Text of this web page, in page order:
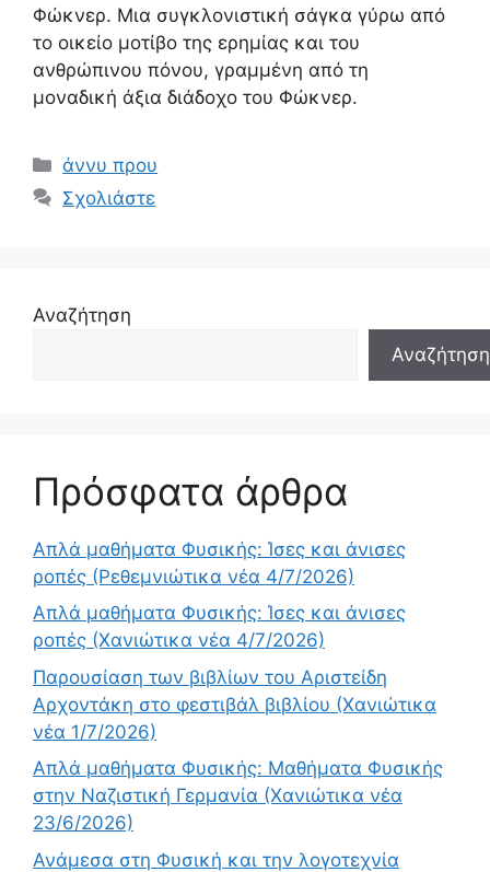
Φώκνερ. Μια συγκλονιστική σάγκα γύρω από
το οικείο μοτίβο της ερημίας και του
ανθρώπινου πόνου, γραμμένη από τη
μοναδική άξια διάδοχο του Φώκνερ.
Κατηγορίες
άννυ πρου
Σχολιάστε
Αναζήτηση
Αναζήτηση
Πρόσφατα άρθρα
Απλά μαθήματα Φυσικής: Ίσες και άνισες
ροπές (Ρεθεμνιώτικα νέα 4/7/2026)
Απλά μαθήματα Φυσικής: Ίσες και άνισες
ροπές (Χανιώτικα νέα 4/7/2026)
Παρουσίαση των βιβλίων του Αριστείδη
Αρχοντάκη στο φεστιβάλ βιβλίου (Χανιώτικα
νέα 1/7/2026)
Απλά μαθήματα Φυσικής: Μαθήματα Φυσικής
στην Ναζιστική Γερμανία (Χανιώτικα νέα
23/6/2026)
Ανάμεσα στη Φυσική και την λογοτεχνία